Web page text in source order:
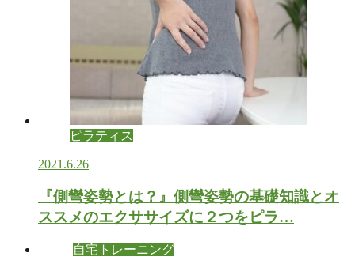
ピラティス
2021.6.26
『側彎姿勢とは？』側彎姿勢の基礎知識とオ
ススメのエクササイズに２つをピラ…
自宅トレーニング